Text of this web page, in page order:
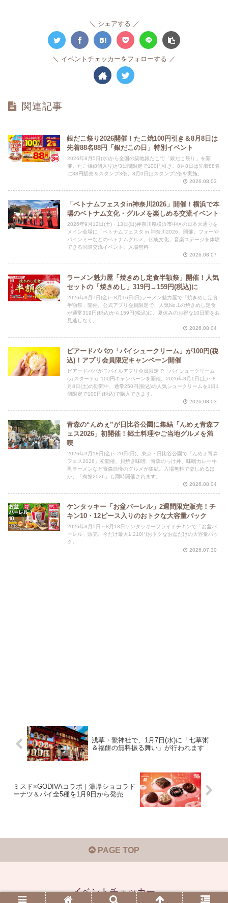
シェアする
イベントチェッカーをフォローする
関連記事
銀だこ祭り2026開催！たこ焼100円引き＆8月8日は
先着88名88円「銀だこの日」特別イベント
2026年8月5日(水)から全国の築地銀だこで「銀だこ祭り」を開
催。たこ焼(8個入り)が3日間限定で100円引き。8月8日は先着88名
に88円販売＆スタンプ3倍、8月9日はスタンプ2倍を実施。
2026.08.03
「ベトナムフェスタin神奈川2026」開催！横浜で本
場のベトナム文化・グルメを楽しめる交流イベント
2026年9月12日(土)・13日(日)神奈川県横浜市中区の日本大通りを
メイン会場に「ベトナムフェスタ in 神奈川2026」開催。フォーや
バインミーなどのベトナムグルメ、伝統文化、音楽ステージを体験
できる国際交流イベント。入場無料
2026.08.07
ラーメン魁力屋「焼きめし定食半額祭」開催！人気
セットの「焼きめし」319円→159円(税込)に
2026年8月7日(金)～8月16日(日)ラーメン魁力屋で「焼きめし定食
半額祭」開催。公式アプリ会員限定で、人気No.1の焼きめし定食
が通常319円(税込)から159円(税込)に。夏休みのお得な10日間をお
見逃しなく。
2026.08.04
ビアードパパの「パイシュークリーム」が100円(税
込)！アプリ会員限定キャンペーン開催
ビアードパパがモバイルアプリ会員限定で「パイシュークリーム
(カスタード)」100円キャンペーンを開催。2026年8月1日(土)～8
月8日(土)の期間中、通常250円(税込)の人気シュークリームを1日1
個限定で100円(税込)で購入できます。
2026.08.03
青森の“んめぇ”が日比谷公園に集結「んめぇ青森フ
ェス2026」初開催！郷土料理やご当地グルメを満
喫
2026年9月18日(金)～20日(日)、東京・日比谷公園で「んめぇ青森
フェス2026」初開催。貝焼き味噌、青森のっけ丼、味噌カレー牛
乳ラーメンなど青森自慢のグルメが集結。入場無料で楽しめるほ
か、「肉祭2026」も同時開催されます。
2026.08.04
ケンタッキー「お盆バーレル」2週間限定販売！チ
キン10・12ピース入りのおトクな大容量パック
2026年8月5日～8月18日ケンタッキーフライドチキンで「お盆バ
ーレル」販売。今だけ最大1,210円おトクなお盆だけの大容量パッ
ク。
2026.07.30
浅草・鷲神社で、1月7日(水)に「七草粥
＆福餅の無料振る舞い」が行われます
ミスド×GODIVAコラボ｜濃厚ショコラド
ーナツ＆パイ全5種を1月9日から発売
PAGE TOP
イベントチェッカー